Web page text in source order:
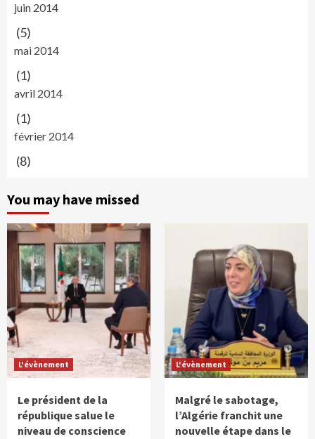
juin 2014
(5)
mai 2014
(1)
avril 2014
(1)
février 2014
(8)
You may have missed
L'évènement
Le président de la
république salue le
niveau de conscience
L'évènement
Malgré le sabotage,
l’Algérie franchit une
nouvelle étape dans le